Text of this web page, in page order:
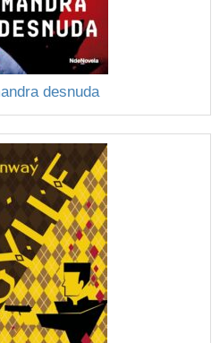
desnuda